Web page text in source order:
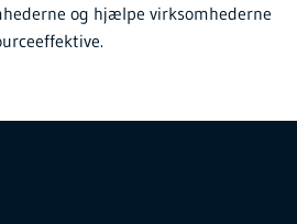
og hjælpe virksomhederne